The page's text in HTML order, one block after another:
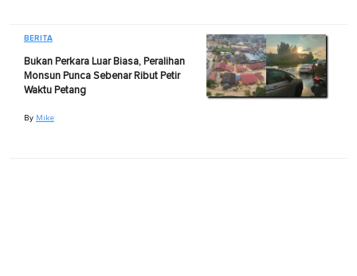
BERITA
Bukan Perkara Luar Biasa, Peralihan
Monsun Punca Sebenar Ribut Petir
Waktu Petang
By Mike